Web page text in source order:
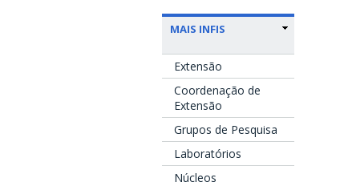
MAIS INFIS
Extensão
Coordenação de
Extensão
Grupos de Pesquisa
Laboratórios
Núcleos